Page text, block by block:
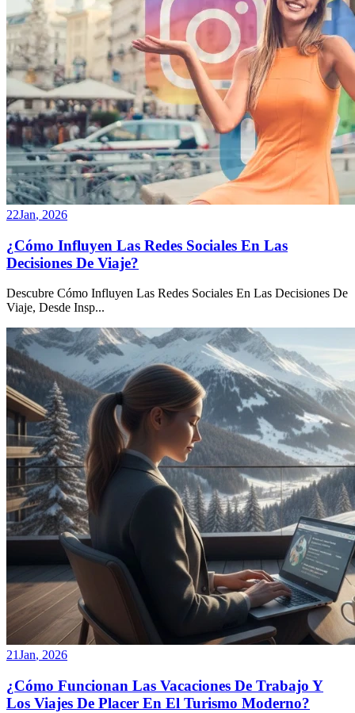
22Jan, 2026
¿Cómo Influyen Las Redes Sociales En Las
Decisiones De Viaje?
Descubre Cómo Influyen Las Redes Sociales En Las Decisiones De
Viaje, Desde Insp...
21Jan, 2026
¿Cómo Funcionan Las Vacaciones De Trabajo Y
Los Viajes De Placer En El Turismo Moderno?